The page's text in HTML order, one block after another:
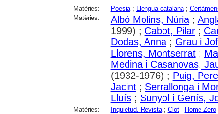
Matèries: Poesia; Llengua catalana;
Matèries:
Albó Molins, Núria;
1999) ; Cabot, Pilar;
Dodas, Anna; Grau i
Llorens, Montserrat;
Medina i Casanovas,
(1932-1976) ; Puig, Pere
Jacint; Serrallonga i
Lluís; Sunyol i Genís,
Matèries: Inquietud. Revista; Clot; Home Zero